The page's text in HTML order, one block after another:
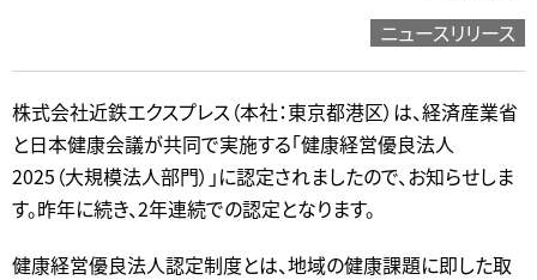
ニュースリリース
株式会社近鉄エクスプレス（本社：東京都港区）は、経済産業省
と日本健康会議が共同で実施する「健康経営優良法人
2025（大規模法人部門）」に認定されましたので、お知らせしま
す。昨年に続き、2年連続での認定となります。
健康経営優良法人認定制度とは、地域の健康課題に即した取